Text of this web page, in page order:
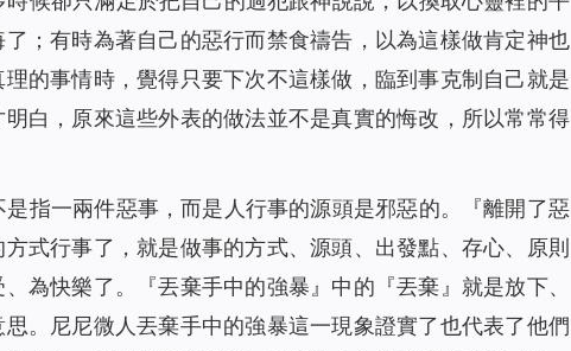
；有時為著自己的惡行而禁食禱告，以為這樣做肯定神也
的事情時，覺得只要下次不這樣做，臨到事克制自己就是
白，原來這些外表的做法並不是真實的悔改，所以常常得
指一兩件惡事，而是人行事的源頭是邪惡的。『離開了惡
式行事了，就是做事的方式、源頭、出發點、存心、原則
為快樂了。『丟棄手中的強暴』中的『丟棄』就是放下、
。尼尼微人丟棄手中的強暴這一現象證實了也代表了他們